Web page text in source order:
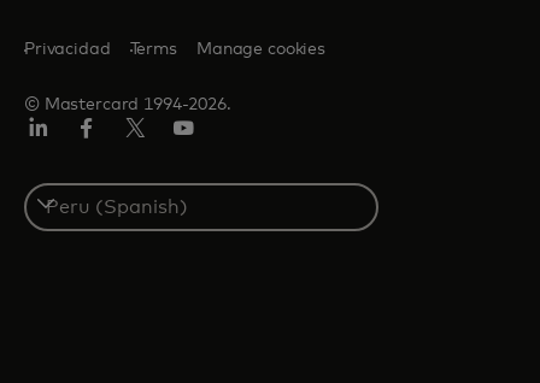
© Mastercard 1994-2026.
Privacidad Terms Manage cookies
Select
a
country